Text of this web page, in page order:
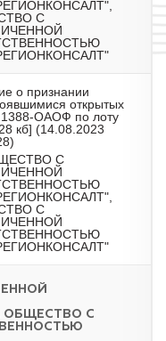
С
о признании
открытых
1388-ОАОФ по лоту
кб] (14.08.2023
С
С
ОБЩЕСТВО С